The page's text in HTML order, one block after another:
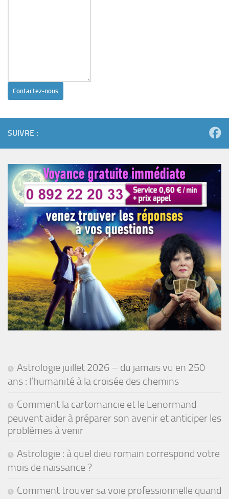
Contactez-nous
SUIVRE :
Astrologie juillet 2026 – du jamais vu en 250
ans : l’humanité à la croisée des chemins
Comment la cartomancie et le Lenormand
peuvent aider à préparer son avenir et anticiper les
problèmes à venir
Astrologie : à quel dieu romain correspond votre
mois de naissance ?
Comment trouver sa voie professionnelle quand